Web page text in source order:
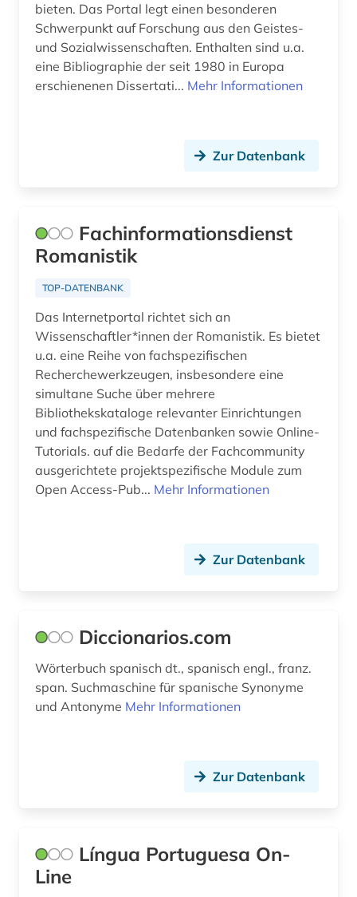
bieten. Das Portal legt einen besonderen
Schwerpunkt auf Forschung aus den Geistes-
und Sozialwissenschaften. Enthalten sind u.a.
eine Bibliographie der seit 1980 in Europa
erschienenen Dissertati... Mehr Informationen
Zur Datenbank
Fachinformationsdienst
Romanistik
TOP-DATENBANK
Das Internetportal richtet sich an
Wissenschaftler*innen der Romanistik. Es bietet
u.a. eine Reihe von fachspezifischen
Recherchewerkzeugen, insbesondere eine
simultane Suche über mehrere
Bibliothekskataloge relevanter Einrichtungen
und fachspezifische Datenbanken sowie Online-
Tutorials. auf die Bedarfe der Fachcommunity
ausgerichtete projektspezifische Module zum
Open Access-Pub... Mehr Informationen
Zur Datenbank
Diccionarios.com
Wörterbuch spanisch dt., spanisch engl., franz.
span. Suchmaschine für spanische Synonyme
und Antonyme Mehr Informationen
Zur Datenbank
Língua Portuguesa On-
Line